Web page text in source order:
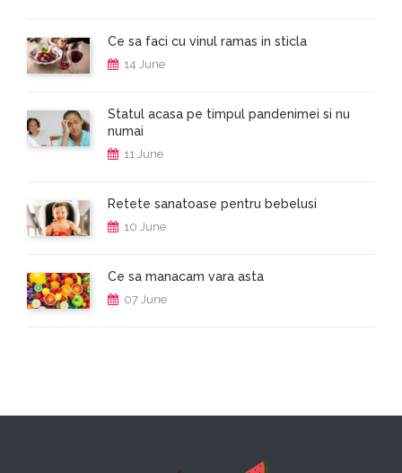
Ce sa faci cu vinul ramas in sticla
14 June
Statul acasa pe timpul pandenimei si nu
numai
11 June
Retete sanatoase pentru bebelusi
10 June
Ce sa manacam vara asta
07 June